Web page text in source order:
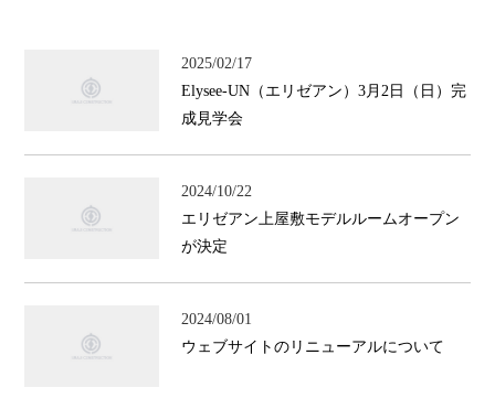
2025/02/17
Elysee-UN（エリゼアン）3月2日（日）完
成見学会
2024/10/22
エリゼアン上屋敷モデルルームオープン
が決定
2024/08/01
ウェブサイトのリニューアルについて